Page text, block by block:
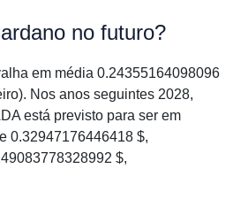
no futuro?
em média 0.24355164098096
Nos anos seguintes 2028,
está previsto para ser em
0.32947176446418 $,
$,